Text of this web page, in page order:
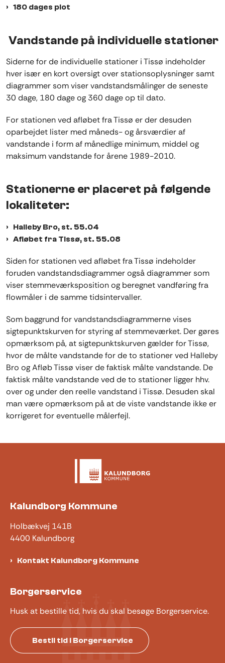
180 dages plot
Vandstande på individuelle stationer
Siderne for de individuelle stationer i Tissø indeholder
hver især en kort oversigt over stationsoplysninger samt
diagrammer som viser vandstandsmålinger de seneste
30 dage, 180 dage og 360 dage op til dato.
For stationen ved afløbet fra Tissø er der desuden
oparbejdet lister med måneds- og årsværdier af
vandstande i form af månedlige minimum, middel og
maksimum vandstande for årene 1989-2010.
Stationerne er placeret på følgende
lokaliteter:
Halleby Bro, st. 55.04
Afløbet fra Tissø, st. 55.08
Siden for stationen ved afløbet fra Tissø indeholder
foruden vandstandsdiagrammer også diagrammer som
viser stemmeværksposition og beregnet vandføring fra
flowmåler i de samme tidsintervaller.
Som baggrund for vandstandsdiagrammerne vises
sigtepunktskurven for styring af stemmeværket. Der gøres
opmærksom på, at sigtepunktskurven gælder for Tissø,
hvor de målte vandstande for de to stationer ved Halleby
Bro og Afløb Tissø viser de faktisk målte vandstande. De
faktisk målte vandstande ved de to stationer ligger hhv.
over og under den reelle vandstand i Tissø. Desuden skal
man være opmærksom på at de viste vandstande ikke er
korrigeret for eventuelle målerfejl.
Kalundborg Kommune
Holbækvej 141B
4400 Kalundborg
Kontakt Kalundborg Kommune
Borgerservice
Husk at bestille tid, hvis du skal besøge Borgerservice.
Bestil tid i Borgerservice